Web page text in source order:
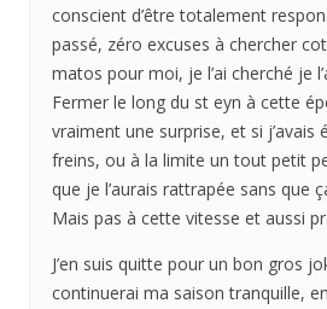
conscient d’être totalement
passé, zéro excuses à chercher
matos pour moi, je l’ai cherché je
Fermer le long du st eyn à cette
vraiment une surprise, et si j’avais
freins, ou à la limite un tout petit
que je l’aurais rattrapée sans que
Mais pas à cette vitesse et aussi
J’en suis quitte pour un bon gros
continuerai ma saison tranquille,